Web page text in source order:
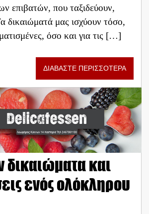
επιβατών, που ταξιδεύουν,
δικαιώματά μας ισχύουν τόσο,
όσο και για τις […]
ΔΙΑΒΑΣΤΕ ΠΕΡΙΣΣΟΤΕΡΑ
δικαιώματα και
ενός ολόκληρου